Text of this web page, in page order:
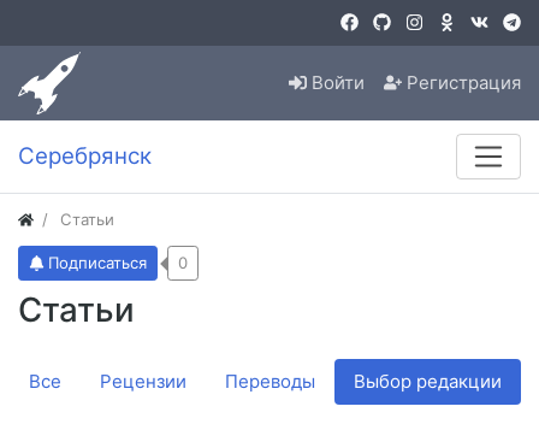
Войти Регистрация
Серебрянск
Статьи
Статьи
Подписаться 0
Все Рецензии Переводы Выбор редакции